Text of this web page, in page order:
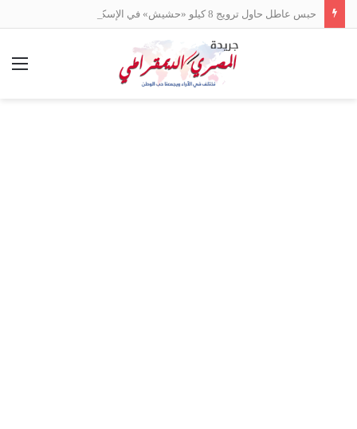
حبس عاطل حاول ترويج 8 كيلو «حشيش» في الإسكندرية